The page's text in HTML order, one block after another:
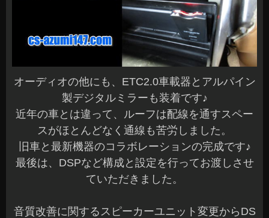
オーディオの他にも、ETC2.0車載器とアルパイン
製デジタルミラーも装着です♪
近年の車とは違って、ルーフは配線を通すスペー
スがほとんどなく通線も苦労しました。
旧車と最新機器のコラボレーションの完成です♪
最後は、DSPなど構成と設定を行ってお渡しさせ
ていただきました。
音質改善に関するスピーカーユニット変更からDS